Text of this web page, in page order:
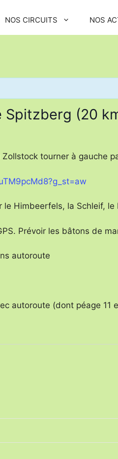
NOS CIRCUITS NOS
(20
tourner à gauche
Himbeerfels, la Schleif,
Prévoir les bâtons de
autoroute
autoroute (dont péage 11